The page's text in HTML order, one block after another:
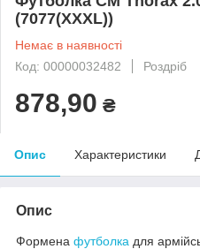
(7077(XXXL))
Немає в наявності
Код: 00000032482
Роздріб
878,90 ₴
Опис Характеристики
Опис
Формена футболка для